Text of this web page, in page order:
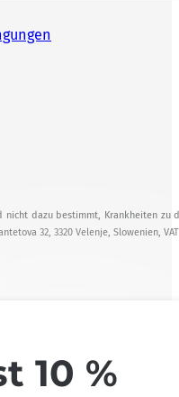
dazu bestimmt, Krankheiten zu
32, 3320 Velenje, Slowenien,
10 %